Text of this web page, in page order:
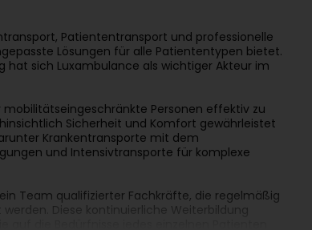
Patiententransport und professionelle
Lösungen für alle Patiententypen bietet.
hat sich Luxambulance als wichtiger Akteur im
Personen effektiv zu
Sicherheit und Komfort gewährleistet
Krankentransporte mit dem
und Intensivtransporte für komplexe
Team qualifizierter Fachkräfte, die regelmäßig
Diese kontinuierliche Weiterbildung